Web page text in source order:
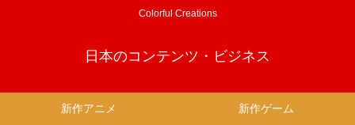
Colorful Creations
日本のコンテンツ・ビジネス
新作アニメ 新作ゲーム